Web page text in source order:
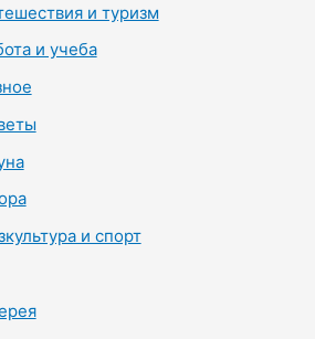
и туризм
и учеба
и спорт